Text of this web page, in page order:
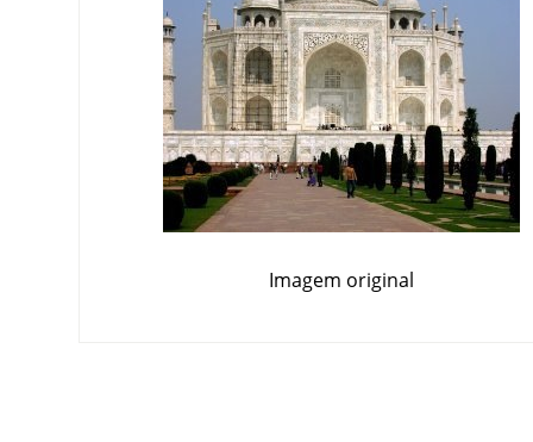
Imagem original